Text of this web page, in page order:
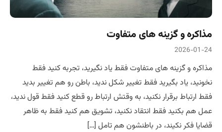
مذاکره و گزینه های متفاوت
2026-01-24
مذاکره و گزینه های متفاوت فقط یاد نگیرید، تجربه کنید فقط
نخونید، یاد بگیرید فقط تغییر شکل ندید، باطن رو هم تغییر بدید
فقط ارتباط برقرار نکنید، به وقتش ارتباط رو قطع کنید فقط قول ندید،
عمل هم بکنید فقط انتقاد نکنید، تشویق هم کنید فقط به ظاهر
قضایا فکر نکیند، در باطنشون هم تامل […]